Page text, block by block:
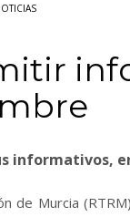
informativos,
de Murcia